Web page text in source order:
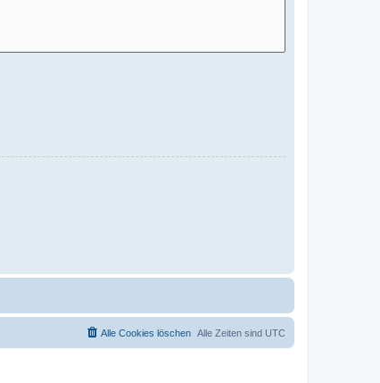
Alle Zeiten sind UTC
Alle Cookies löschen